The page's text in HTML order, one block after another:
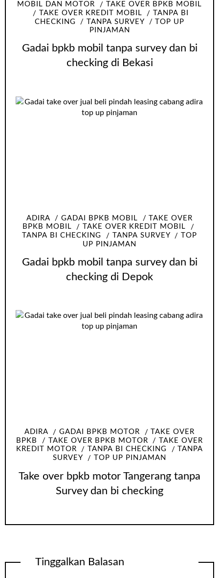
MOBIL DAN MOTOR
TAKE OVER BPKB MOBIL
TAKE OVER KREDIT MOBIL
TANPA BI
CHECKING
TANPA SURVEY
TOP UP
PINJAMAN
Gadai bpkb mobil tanpa survey dan bi
checking di Bekasi
ADIRA GADAI BPKB MOBIL
TAKE OVER
BPKB MOBIL
TAKE OVER KREDIT MOBIL
TANPA BI CHECKING
TANPA SURVEY
TOP
UP PINJAMAN
Gadai bpkb mobil tanpa survey dan bi
checking di Depok
ADIRA GADAI BPKB MOTOR
TAKE OVER
BPKB
TAKE OVER BPKB MOTOR
TAKE OVER
KREDIT MOTOR
TANPA BI CHECKING
TANPA
SURVEY
TOP UP PINJAMAN
Take over bpkb motor Tangerang tanpa
Survey dan bi checking
Tinggalkan Balasan